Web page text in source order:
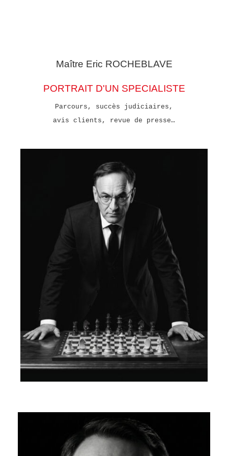
Maître Eric ROCHEBLAVE
PORTRAIT D'UN SPECIALISTE
Parcours, succès judiciaires,
avis clients, revue de presse…